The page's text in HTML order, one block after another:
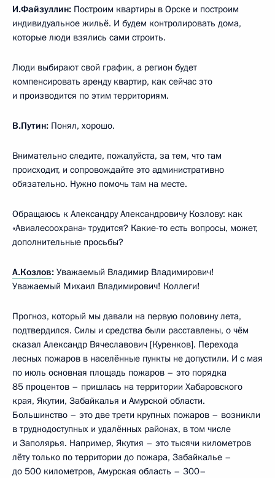
И.Файзуллин: Построим квартиры в Орске и построим
индивидуальное жильё. И будем контролировать дома,
которые люди взялись сами строить.
Люди выбирают свой график, а регион будет
компенсировать аренду квартир, как сейчас это
и производится по этим территориям.
В.Путин: Понял, хорошо.
Внимательно следите, пожалуйста, за тем, что там
происходит, и сопровождайте это административно
обязательно. Нужно помочь там на месте.
Обращаюсь к Александру Александровичу Козлову: как
«Авиалесоохрана» трудится? Какие-то есть вопросы, может,
дополнительные просьбы?
А.Козлов: Уважаемый Владимир Владимирович!
Уважаемый Михаил Владимирович! Коллеги!
Прогноз, который мы давали на первую половину лета,
подтвердился. Силы и средства были расставлены, о чём
сказал Александр Вячеславович [Куренков]. Перехода
лесных пожаров в населённые пункты не допустили. И с мая
по июль основная площадь пожаров – это порядка
85 процентов – пришлась на территории Хабаровского
края, Якутии, Забайкалья и Амурской области.
Большинство – это две трети крупных пожаров – возникли
в труднодоступных и удалённых районах, в том числе
и Заполярья. Например, Якутия – это тысячи километров
лёту только по территории до пожара, Забайкалье –
до 500 километров, Амурская область – 300–